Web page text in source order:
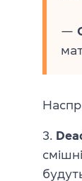
—
3.